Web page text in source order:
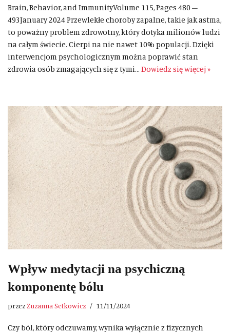
Brain, Behavior, and ImmunityVolume 115, Pages 480 –
493January 2024 Przewlekłe choroby zapalne, takie jak astma,
to poważny problem zdrowotny, który dotyka milionów ludzi
na całym świecie. Cierpi na nie nawet 10% populacji. Dzięki
interwencjom psychologicznym można poprawić stan
zdrowia osób zmagających się z tymi… Dowiedz się więcej »
Wpływ medytacji na psychiczną
komponentę bólu
przez Zuzanna Setkowicz 11/11/2024
Czy ból, który odczuwamy, wynika wyłącznie z fizycznych